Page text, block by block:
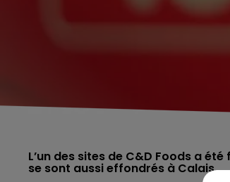
L’un des sites de C&D Foods a
se sont aussi effondrés à Calais.